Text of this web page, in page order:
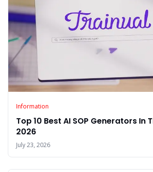
Information
Top 10 Best AI SOP Generators In
2026
July 23, 2026